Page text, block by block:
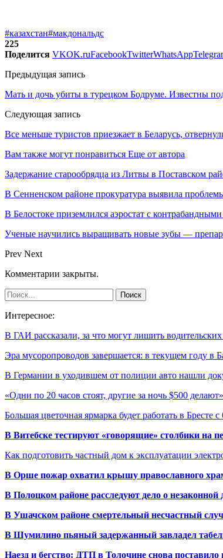
#казахстан#макдональдс
225
Поделится VKOK.ruFacebookTwitterWhatsApp
Предыдущая запись
Мать и дочь убиты в турецком Бодруме. Известны
Следующая запись
Все меньше туристов приезжает в Беларусь,
Вам также могут понравиться Еще от автора
Задержание старообрядца из Литвы в Поставском
В Сенненском районе прокуратура выявила
В Белостоке приземлился аэростат с
Ученые научились выращивать новые зубы —
Prev Next
Комментарии закрыты.
Интересное:
В ГАИ рассказали, за что могут лишить
Эра мусоропроводов завершается: в текущем году в
В Германии в уходившем от полиции авто нашли
«Одни по 20 часов стоят, другие за ночь $500
Большая цветочная ярмарка будет работать в Бресте
В Витебске тестируют «говорящие» столбики на
Как подготовить частный дом к эксплуатации
В Орше пожар охватил крышу православного
В Полоцком районе расследуют дело о незаконной
В Ушачском районе смертельный несчастный
В Шумилино пьяный задержанный завладел
Наезд и бегство: ДТП в Толочине снова поставило